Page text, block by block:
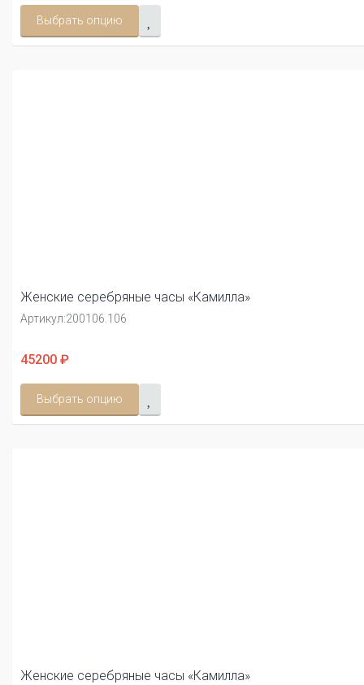
Выбрать опцию
Женские серебряные часы «Камилла»
Артикул:200106.106
45200 ₽
Выбрать опцию
Женские серебряные часы «Камилла»